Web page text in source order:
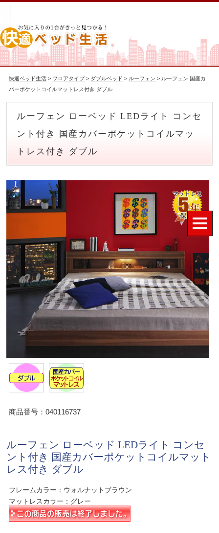
快適ベッド生活 > フロアタイプ > ダブルベッド > ルーフェン > ルーフェン 国産カ
バーポケットコイルマットレス付き ダブル
ルーフェン ローベッド LEDライト コンセ
ント付き 国産カバーポケットコイルマッ
トレス付き ダブル
商品番号：040116737
ルーフェン ローベッド LEDライト コンセ
ント付き 国産カバーポケットコイルマット
レス付き ダブル
フレームカラー：ウォルナットブラウン
マットレスカラー：グレー